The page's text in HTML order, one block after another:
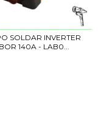
SOLDAR INVERTER
140A - LAB0...